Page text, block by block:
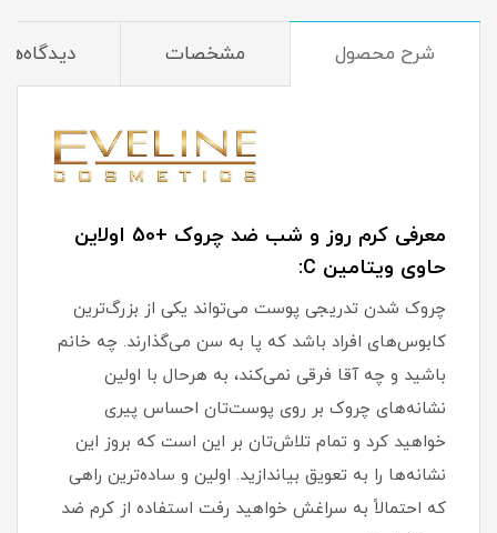
شرح محصول مشخصات دیدگاه‌ها
معرفی کرم روز و شب ضد چروک +50 اولاین
حاوی ویتامین C:
چروک شدن تدریجی پوست می‌تواند یکی از بزرگ‌ترین
کابوس‌های افراد باشد که پا به سن می‌گذارند. چه خانم
باشید و چه آقا فرقی نمی‌کند، به هرحال با اولین
نشانه‌های چروک بر روی پوست‌تان احساس پیری
خواهید کرد و تمام تلاش‌تان بر این است که بروز این
نشانه‌ها را به تعویق بیاندازید. اولین و ساده‌ترین راهی
که احتمالاً به سراغش خواهید رفت استفاده از کرم ضد